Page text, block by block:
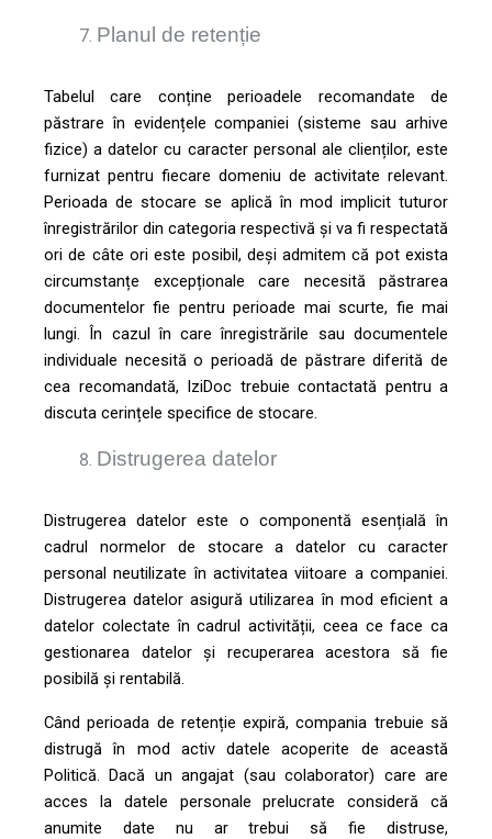
Planul de retenție
Tabelul care conține perioadele recomandate de
păstrare în evidențele companiei (sisteme sau arhive
fizice) a datelor cu caracter personal ale clienților, este
furnizat pentru fiecare domeniu de activitate relevant.
Perioada de stocare se aplică în mod implicit tuturor
înregistrărilor din categoria respectivă și va fi respectată
ori de câte ori este posibil, deși admitem că pot exista
circumstanțe excepționale care necesită păstrarea
documentelor fie pentru perioade mai scurte, fie mai
lungi. În cazul în care înregistrările sau documentele
individuale necesită o perioadă de păstrare diferită de
cea recomandată, IziDoc trebuie contactată pentru a
discuta cerințele specifice de stocare.
Distrugerea datelor
Distrugerea datelor este o componentă esențială în
cadrul normelor de stocare a datelor cu caracter
personal neutilizate în activitatea viitoare a companiei.
Distrugerea datelor asigură utilizarea în mod eficient a
datelor colectate în cadrul activității, ceea ce face ca
gestionarea datelor și recuperarea acestora să fie
posibilă și rentabilă.
Când perioada de retenție expiră, compania trebuie să
distrugă în mod activ datele acoperite de această
Politică. Dacă un angajat (sau colaborator) care are
acces la datele personale prelucrate consideră că
anumite date nu ar trebui să fie distruse,